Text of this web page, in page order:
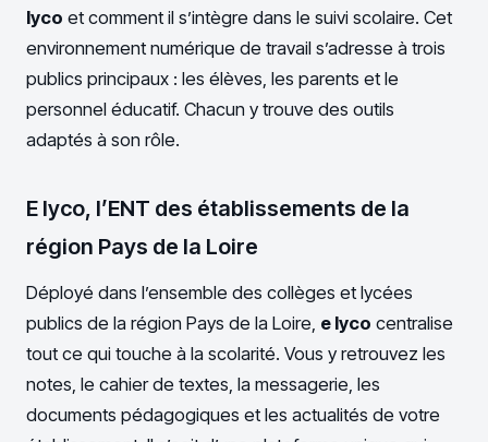
lyco et comment il s’intègre dans le suivi scolaire. Cet
environnement numérique de travail s’adresse à trois
publics principaux : les élèves, les parents et le
personnel éducatif. Chacun y trouve des outils
adaptés à son rôle.
E lyco, l’ENT des établissements de la
région Pays de la Loire
Déployé dans l’ensemble des collèges et lycées
publics de la région Pays de la Loire, e lyco centralise
tout ce qui touche à la scolarité. Vous y retrouvez les
notes, le cahier de textes, la messagerie, les
documents pédagogiques et les actualités de votre